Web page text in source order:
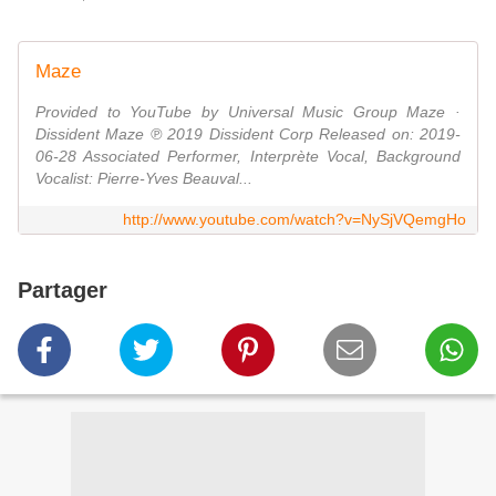
Maze
Provided to YouTube by Universal Music Group Maze ·
Dissident Maze ℗ 2019 Dissident Corp Released on: 2019-
06-28 Associated Performer, Interprète Vocal, Background
Vocalist: Pierre-Yves Beauval...
http://www.youtube.com/watch?v=NySjVQemgHo
Partager